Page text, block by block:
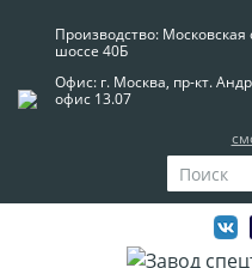
Производство: Московская
шоссе 40Б
Офис: г. Москва, пр-кт.
офис 13.07